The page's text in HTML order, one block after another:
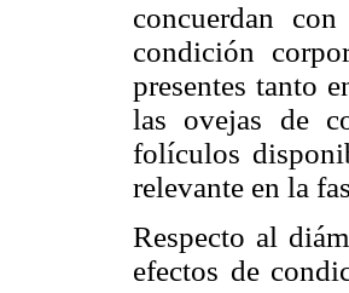
concuerdan
condición
presentes tanto
las ovejas de
folículos
relevante en la
Respecto al
efectos de